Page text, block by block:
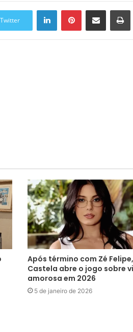
Twitter
LinkedinPinterestCompartilhar via e-mail
Após término com Zé
Castela abre o jogo sobre
amorosa em 2026
5 de janeiro de 2026